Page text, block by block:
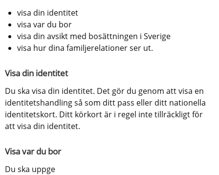
visa din identitet
visa var du bor
visa din avsikt med bosättningen i Sverige
visa hur dina familjerelationer ser ut.
Visa din identitet
Du ska visa din identitet. Det gör du genom att visa en
identitetshandling så som ditt pass eller ditt nationella
identitetskort. Ditt körkort är i regel inte tillräckligt för
att visa din identitet.
Visa var du bor
Du ska uppge